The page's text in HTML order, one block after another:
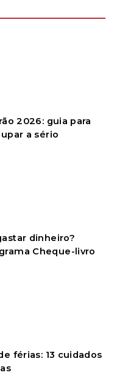
2026: guia para
a sério
dinheiro?
Cheque-livro
férias: 13 cuidados